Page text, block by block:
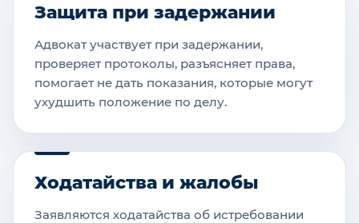
Защита при задержании
Адвокат участвует при задержании,
проверяет протоколы, разъясняет права,
помогает не дать показания, которые могут
ухудшить положение по делу.
Ходатайства и жалобы
Заявляются ходатайства об истребовании